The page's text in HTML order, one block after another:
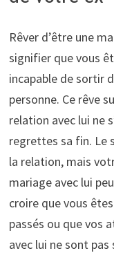
Rêver d’être une
signifier que vous
incapable de sortir
personne. Ce rêve
relation avec lui ne
regrettes sa fin. Le
la relation, mais
mariage avec lui
croire que vous
passés ou que vos
avec lui ne sont